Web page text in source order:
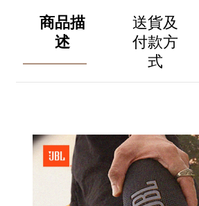
商品描
述
送貨及
付款方
式